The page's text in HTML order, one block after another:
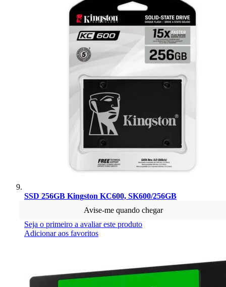
SSD 256GB Kingston KC600, SK600/256GB
Avise-me quando chegar
Seja o primeiro a avaliar este produto
Adicionar aos favoritos